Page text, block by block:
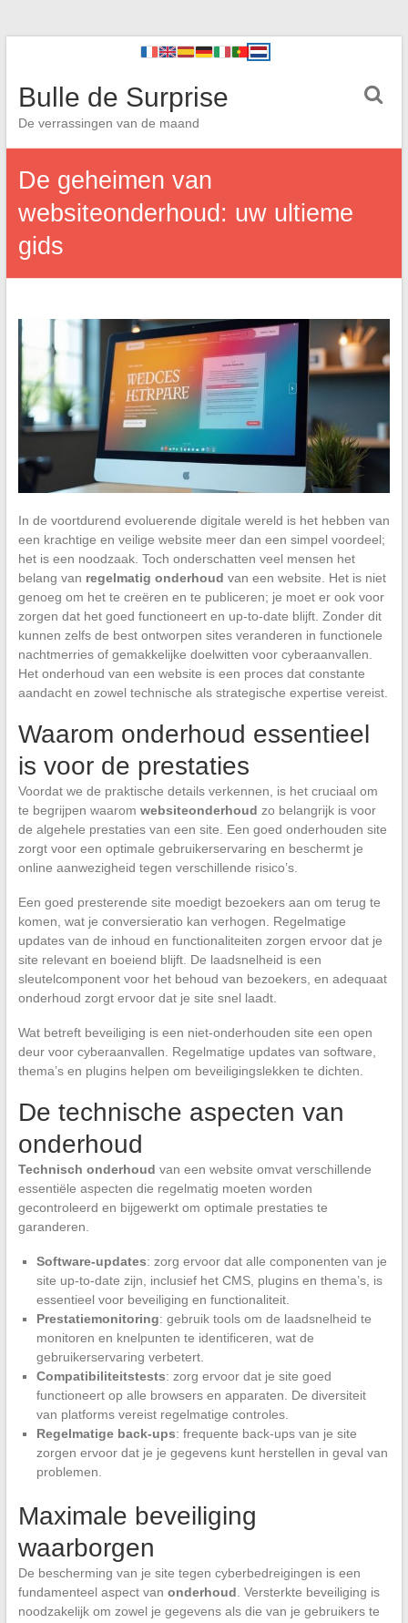
Bulle de Surprise
De verrassingen van de maand
De geheimen van
websiteonderhoud: uw ultieme
gids
In de voortdurend evoluerende digitale wereld is het hebben van
een krachtige en veilige website meer dan een simpel voordeel;
het is een noodzaak. Toch onderschatten veel mensen het
belang van regelmatig onderhoud van een website. Het is niet
genoeg om het te creëren en te publiceren; je moet er ook voor
zorgen dat het goed functioneert en up-to-date blijft. Zonder dit
kunnen zelfs de best ontworpen sites veranderen in functionele
nachtmerries of gemakkelijke doelwitten voor cyberaanvallen.
Het onderhoud van een website is een proces dat constante
aandacht en zowel technische als strategische expertise vereist.
Waarom onderhoud essentieel
is voor de prestaties
Voordat we de praktische details verkennen, is het cruciaal om
te begrijpen waarom websiteonderhoud zo belangrijk is voor
de algehele prestaties van een site. Een goed onderhouden site
zorgt voor een optimale gebruikerservaring en beschermt je
online aanwezigheid tegen verschillende risico’s.
Een goed presterende site moedigt bezoekers aan om terug te
komen, wat je conversieratio kan verhogen. Regelmatige
updates van de inhoud en functionaliteiten zorgen ervoor dat je
site relevant en boeiend blijft. De laadsnelheid is een
sleutelcomponent voor het behoud van bezoekers, en adequaat
onderhoud zorgt ervoor dat je site snel laadt.
Wat betreft beveiliging is een niet-onderhouden site een open
deur voor cyberaanvallen. Regelmatige updates van software,
thema’s en plugins helpen om beveiligingslekken te dichten.
De technische aspecten van
onderhoud
Technisch onderhoud van een website omvat verschillende
essentiële aspecten die regelmatig moeten worden
gecontroleerd en bijgewerkt om optimale prestaties te
garanderen.
Software-updates: zorg ervoor dat alle componenten van je
site up-to-date zijn, inclusief het CMS, plugins en thema’s, is
essentieel voor beveiliging en functionaliteit.
Prestatiemonitoring: gebruik tools om de laadsnelheid te
monitoren en knelpunten te identificeren, wat de
gebruikerservaring verbetert.
Compatibiliteitstests: zorg ervoor dat je site goed
functioneert op alle browsers en apparaten. De diversiteit
van platforms vereist regelmatige controles.
Regelmatige back-ups: frequente back-ups van je site
zorgen ervoor dat je je gegevens kunt herstellen in geval van
problemen.
Maximale beveiliging
waarborgen
De bescherming van je site tegen cyberbedreigingen is een
fundamenteel aspect van onderhoud . Versterkte beveiliging is
noodzakelijk om zowel je gegevens als die van je gebruikers te